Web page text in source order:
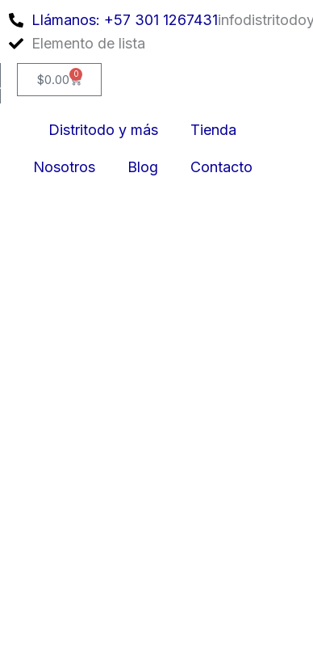
Llámanos: +57 301 1267431
Elemento de lista
$0.00 0
Cart
Distritodo y más Tienda
Nosotros Blog Contacto